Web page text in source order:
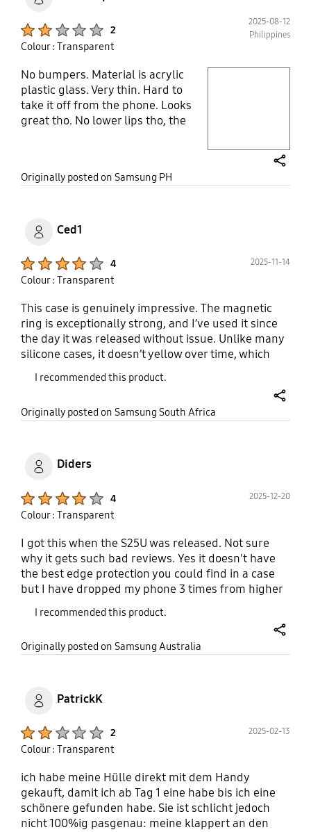
2
2025-08-12
Philippines
Colour : Transparent
No bumpers. Material is acrylic
plastic glass. Very thin. Hard to
take it off from the phone. Looks
great tho. No lower lips tho, the
Originally posted on Samsung PH
Ced1
4 2025-11-14
Colour : Transparent
This case is genuinely impressive. The magnetic
ring is exceptionally strong, and I’ve used it since
the day it was released without issue. Unlike many
silicone cases, it doesn’t yellow over time, which
keeps it looking clean and transparent. I’ve even
dropped my phone recently, and the case
absorbed the impact well, saving my device. The
only drawback is the silicone buttons: while the
overall look. I also wish the design around the
camera offered individual circular cutouts rather
than a single strip, as that would provide better
protection and a sleeker finish. Overall, it’s a
reliable, durable case that I would recommend. I
rated it 4 stars due to the button yellowing, but in
terms of strength and clarity, it’s one of the best
options available.
I recommended this product.
Originally posted on Samsung South Africa
Diders
4 2025-12-20
Colour : Transparent
I got this when the S25U was released. Not sure
why it gets such bad reviews. Yes it doesn't have
the best edge protection you could find in a case
but I have dropped my phone 3 times from higher
screen. It is probably one of the slimest covers out
there and only weighs 21grams. The material isn't
very grippy though being a hard plastic as
I recommended this product.
Originally posted on Samsung Australia
PatrickK
2 2025-02-13
Colour : Transparent
ich habe meine Hülle direkt mit dem Handy
gekauft, damit ich ab Tag 1 eine habe bis ich eine
schönere gefunden habe. Sie ist schlicht jedoch
nicht 100%ig pasgenau: meine klappert an den